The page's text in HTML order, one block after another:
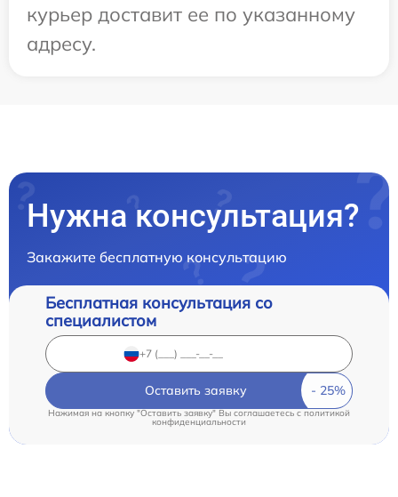
курьер доставит ее по указанному
адресу.
Нужна консультация?
Закажите бесплатную консультацию
Бесплатная консультация со
специалистом
Оставить заявку
Нажимая на кнопку "Оставить заявку" Вы соглашаетесь cполитикой
конфиденциальности